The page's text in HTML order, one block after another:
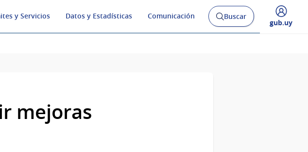
y Servicios Datos y Estadísticas Comunicación
Abrir
buscador
Buscar
Desplegar
gub.uy
mejoras